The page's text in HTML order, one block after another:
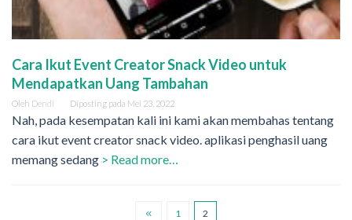
Cara Ikut Event Creator Snack Video untuk
Mendapatkan Uang Tambahan
Oleh Dendi Diposting pada Mei 23, 2022
Nah, pada kesempatan kali ini kami akan membahas tentang
cara ikut event creator snack video. aplikasi penghasil uang
memang sedang > Read more…
1 2